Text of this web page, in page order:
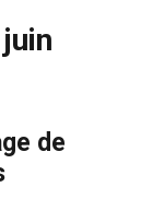
ChatGPT
timeperformance
de